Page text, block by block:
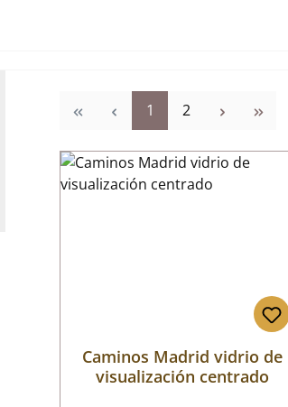
Página
1 Página
2
Caminos Madrid vidrio de
visualización centrado